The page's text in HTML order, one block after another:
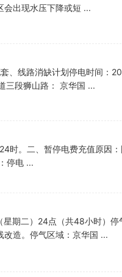
会出现水压下降或短 ...
、线路消缺计划停电时间：
三段狮山路： 京华国 ...
时。二、暂停电费充值原因
停电 ...
期二）24点（共48小时）停
改造。停气区域：京华国 ...